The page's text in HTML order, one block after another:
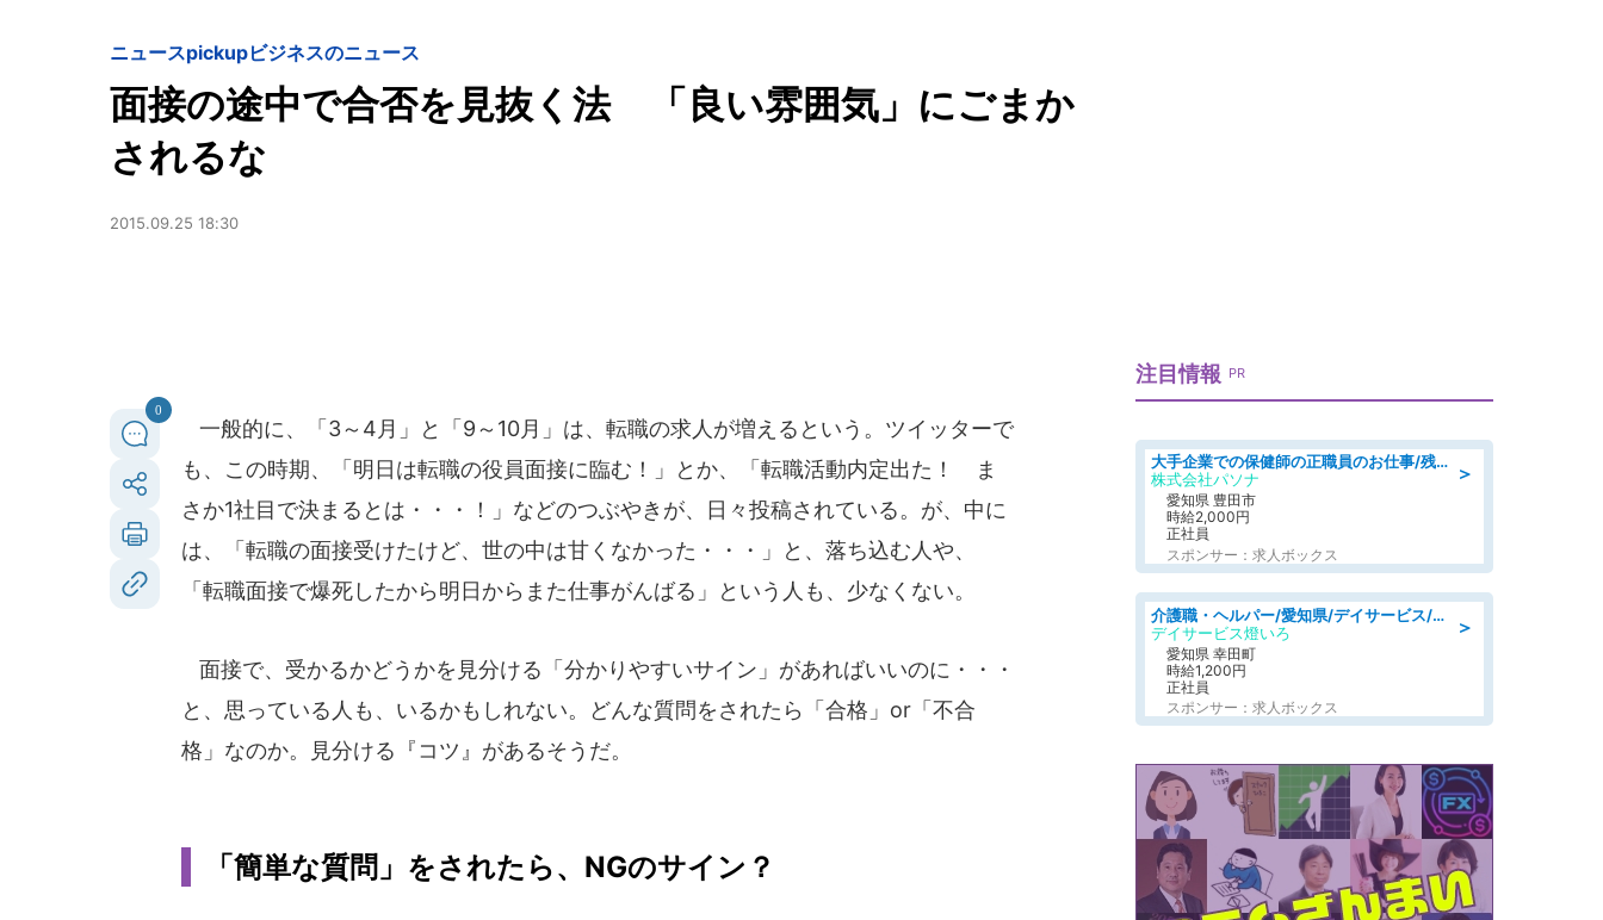
ニュースpickupビジネスのニュース
面接の途中で合否を見抜く法 「良い雰囲気」にごまか
されるな
2015.09.25 18:30
0
一般的に、「3～4月」と「9～10月」は、転職の求人が増えるという。ツイッターで
も、この時期、「明日は転職の役員面接に臨む！」とか、「転職活動内定出た！ ま
さか1社目で決まるとは・・・！」などのつぶやきが、日々投稿されている。が、中に
は、「転職の面接受けたけど、世の中は甘くなかった・・・」と、落ち込む人や、
「転職面接で爆死したから明日からまた仕事がんばる」という人も、少なくない。
面接で、受かるかどうかを見分ける「分かりやすいサイン」があればいいのに・・・
と、思っている人も、いるかもしれない。どんな質問をされたら「合格」or「不合
格」なのか。見分ける『コツ』があるそうだ。
「簡単な質問」をされたら、NGのサイン？
注目情報 PR
＞
大手企業での保健師の正職員のお仕事/残業なし/要資格:保健師
株式会社パソナ
愛知県 豊田市
時給2,000円
正社員
スポンサー：求人ボックス
＞
介護職・ヘルパー/愛知県/デイサービス/JR東海道本線 幸田/額田郡幸田町
デイサービス燈いろ
愛知県 幸田町
時給1,200円
正社員
スポンサー：求人ボックス